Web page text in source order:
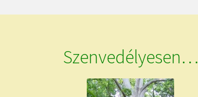
Szenvedélyesen…